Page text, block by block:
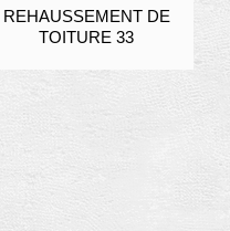
REHAUSSEMENT DE
TOITURE 33